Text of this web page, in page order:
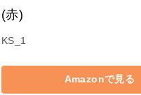
(赤)
KS_1
Amazonで見る